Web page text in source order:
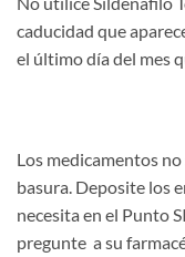
caducidad que
el último día del mes
Los medicamentos
basura. Deposite los
necesita en el Punto
pregunte a su